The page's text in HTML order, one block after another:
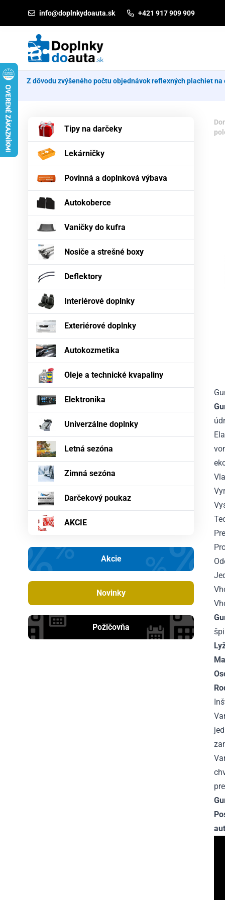
info@doplnkydoauta.sk +421 917 909 909
Z dôvodu zvýšeného počtu objednávok reflexných plachiet
Tipy na darčeky
Lekárničky
Povinná a doplnková výbava
Autokoberce
Vaničky do kufra
Nosiče a strešné boxy
Deflektory
Interiérové doplnky
Exteriérové doplnky
Autokozmetika
Oleje a technické kvapaliny
Elektronika
Univerzálne doplnky
Letná sezóna
Zimná sezóna
Darčekový poukaz
AKCIE
Akcie
Novinky
Požičovňa